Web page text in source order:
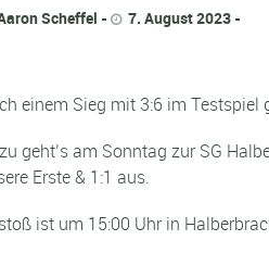
Scheffel 7. August 2023
einem Sieg mit 3:6 im Testspiel
geht’s am Sonntag zur SG
Erste & 1:1 aus.
ist um 15:00 Uhr in